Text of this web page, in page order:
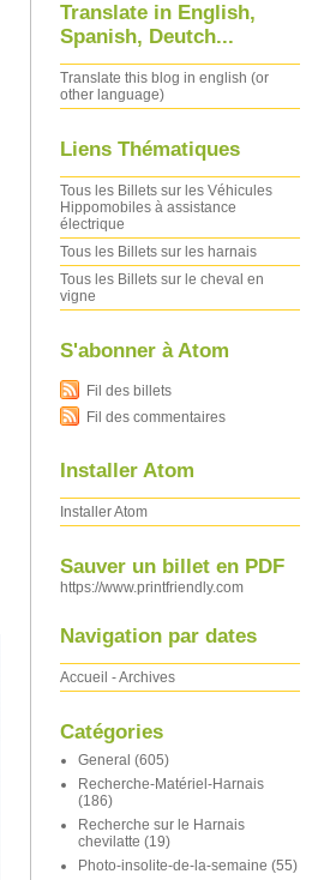
Translate in English,
Spanish, Deutch...
Translate this blog in english (or
other language)
Liens Thématiques
Tous les Billets sur les Véhicules
Hippomobiles à assistance
électrique
Tous les Billets sur les harnais
Tous les Billets sur le cheval en
vigne
S'abonner à Atom
Fil des billets
Fil des commentaires
Installer Atom
Installer Atom
Sauver un billet en PDF
https://www.printfriendly.com
Navigation par dates
Accueil -Archives
Catégories
General (605)
Recherche-Matériel-Harnais
(186)
Recherche sur le Harnais
chevilatte (19)
Photo-insolite-de-la-semaine (55)